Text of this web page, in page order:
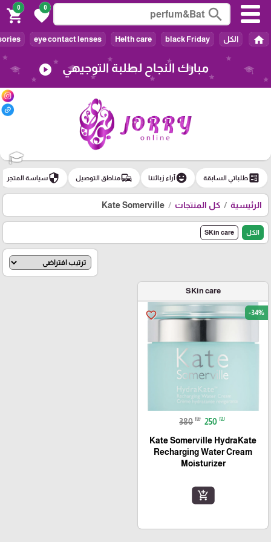
search
0
favorite
0
shopping_cart
home الكل eye contact lenses Helth care black Friday
مبارك النجاح لطلبة التوجيهي play_circle
🎓
ballotطلباتي السابقة emoji_emotionsآراء زبائننا commuteمناطق التوصيل securityسياسة المتجر
الرئيسية كل المنتجات Kate Somerville
الكل SKin care
SKin care
favorite_border -34%
380 ₪ 250 ₪
Kate Somerville HydraKate
Recharging Water Cream
Moisturizer
add_shopping_cart